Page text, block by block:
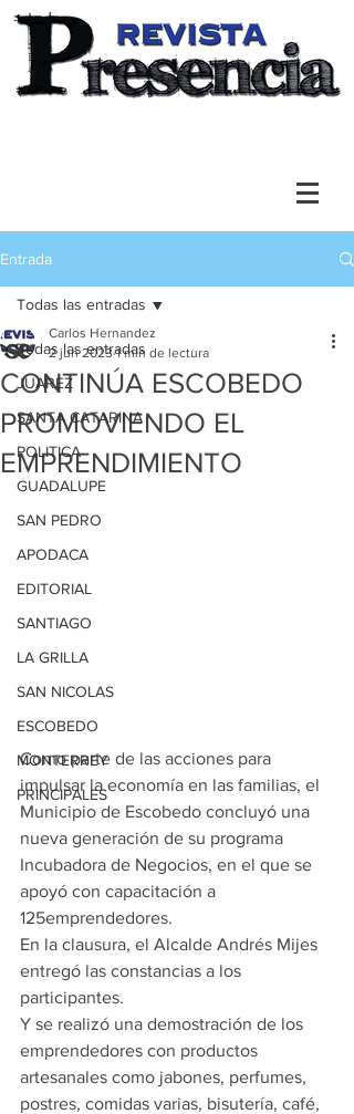
Entrada
Todas las entradas
JUAREZ
SANTA CATARINA
POLITICA
GUADALUPE
SAN PEDRO
APODACA
EDITORIAL
SANTIAGO
LA GRILLA
SAN NICOLAS
ESCOBEDO
MONTERREY
PRINCIPALES
Todas las entradas
CONTINÚA ESCOBEDO
PROMOVIENDO EL
EMPRENDIMIENTO
Carlos Hernandez
2 jun 2023 1 min de lectura
Como parte de las acciones para
impulsar la economía en las familias, el
Municipio de Escobedo concluyó una
nueva generación de su programa
Incubadora de Negocios, en el que se
apoyó con capacitación a
125emprendedores.
En la clausura, el Alcalde Andrés Mijes
entregó las constancias a los
participantes.
Y se realizó una demostración de los
emprendedores con productos
artesanales como jabones, perfumes,
postres, comidas varias, bisutería, café,